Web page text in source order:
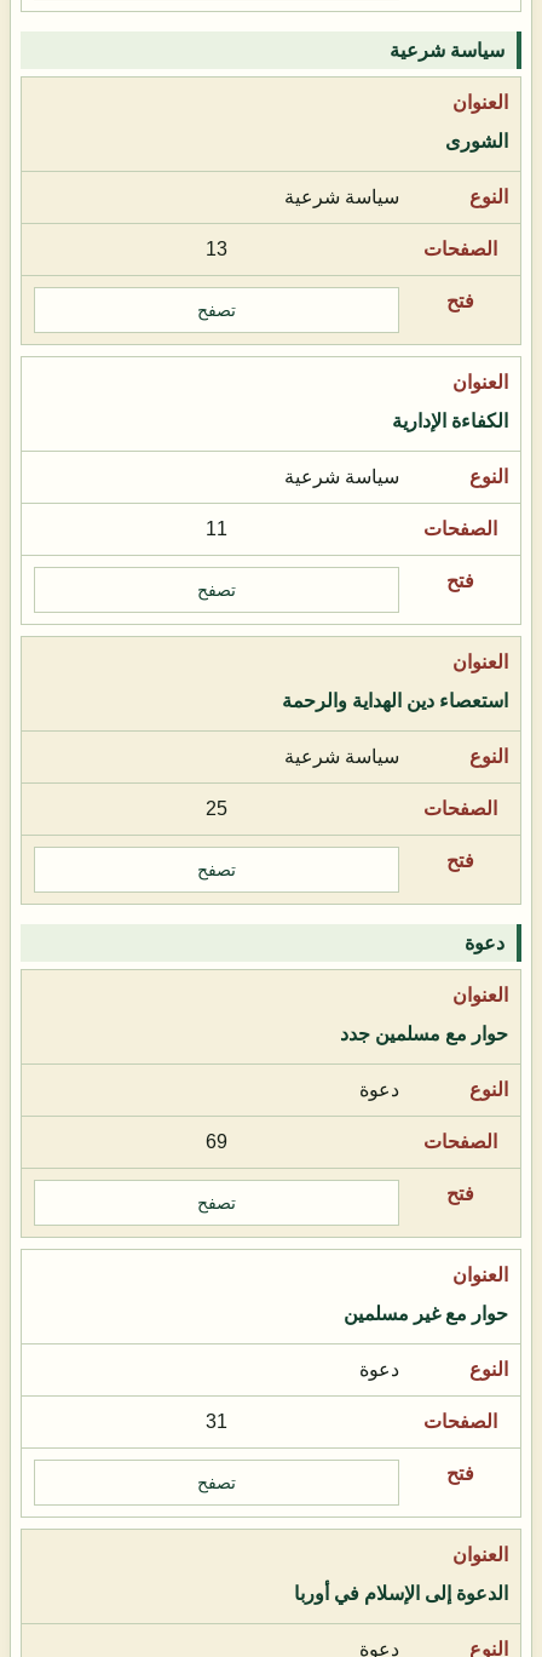
سياسة شرعية
الشورى
سياسة شرعية
13
تصفح
الكفاءة الإدارية
سياسة شرعية
11
تصفح
استعصاء دين الهداية والرحمة
سياسة شرعية
25
تصفح
دعوة
حوار مع مسلمين جدد
دعوة
69
تصفح
حوار مع غير مسلمين
دعوة
31
تصفح
الدعوة إلى الإسلام في أوربا
دعوة